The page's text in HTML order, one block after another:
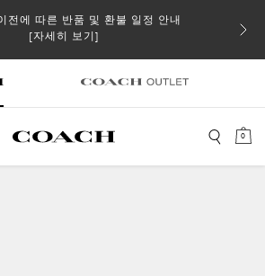
전에 따른 반품 및 환불 일정 안내
[자세히 보기]
일부
0